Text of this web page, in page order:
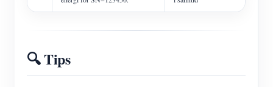
🔍 Tips